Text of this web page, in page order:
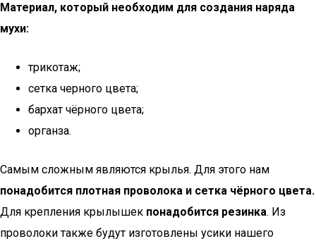
Материал, который необходим для создания наряда
мухи:
трикотаж;
сетка черного цвета;
бархат чёрного цвета;
органза.
Самым сложным являются крылья. Для этого нам
понадобится плотная проволока и сетка чёрного цвета.
Для крепления крылышек понадобится резинка. Из
проволоки также будут изготовлены усики нашего